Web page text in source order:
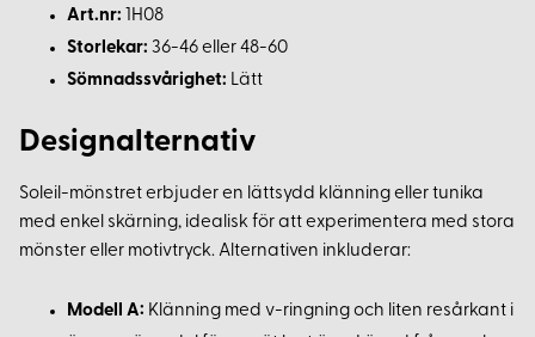
Art.nr: 1H08
Storlekar: 36-46 eller 48-60
Sömnadssvårighet: Lätt
Designalternativ
Soleil-mönstret erbjuder en lättsydd klänning eller tunika
med enkel skärning, idealisk för att experimentera med stora
mönster eller motivtryck. Alternativen inkluderar:
Modell A: Klänning med v-ringning och liten resårkant i